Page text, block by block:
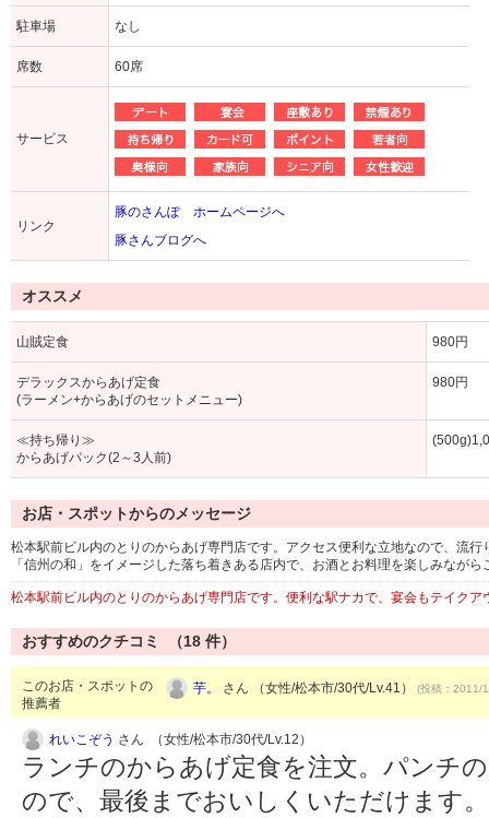
駐車場 なし
席数 60席
サービス
リンク
豚のさんぽ ホームページへ
豚さんブログへ
オススメ
山賊定食 980円
デラックスからあげ定食
(ラーメン+からあげのセットメニュー)
980円
≪持ち帰り≫
からあげパック(2～3人前)
お店・スポットからのメッセージ
松本駅前ビル内のとりのからあげ専門店です。アクセス便利な立地なので、流
「信州の和」をイメージした落ち着きある店内で、お酒とお料理を楽しみなが
松本駅前ビル内のとりのからあげ専門店です。便利な駅ナカで、宴会もテイクア
おすすめのクチコミ （18 件）
このお店・スポットの
推薦者
芋。 さん （女性/松本市/30代/Lv.41） (投稿：2011/
れいこぞう さん （女性/松本市/30代/Lv.12）
ランチのからあげ定食を注文。パンチ
ので、最後までおいしくいただけます